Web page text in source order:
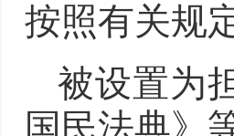
按照有关规
被设置为
国民法典》